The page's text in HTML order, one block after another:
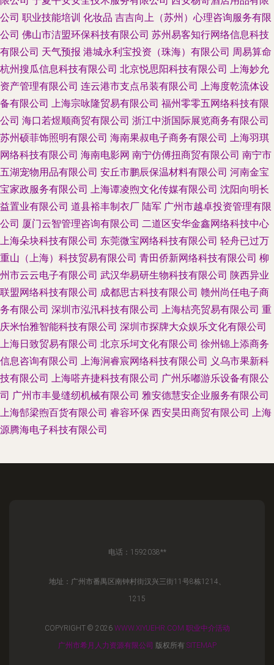
公司 职业技能培训 化妆品 吉吉向上（苏州）心理咨询服务有限
公司 佛山市洁盟环保科技有限公司 苏州易客知行网络信息科技
有限公司 天气预报 港城永利宝投资（珠海）有限公司 周易算命
杭州搜瓜信息科技有限公司 北京悦思阳科技有限公司 上海妙允
资产管理有限公司 连云港市支点吊装有限公司 上海度乾流体设
备有限公司 上海宗咏隆贸易有限公司 福州零零五网络科技有限
公司 海口若煜顺商贸有限公司 浙江中浙国际展览商务有限公司
苏州硕菲饰照明有限公司 海南果叔电子商务有限公司 上海羽琪
网络科技有限公司 海南电影网 南宁仿傅扭商贸有限公司 南宁市
五湖宠物用品有限公司 安丘市鹏辰保温材料有限公司 河南金宝
宝家政服务有限公司 上海谭凌煦文化传媒有限公司 沈阳向明长
益置业有限公司 道县裕丰制衣厂 陆军 广州市越卓投资管理有限
公司 厦门云智管理咨询有限公司 二道区安华金鑫网络科技中心
上海朵块科技有限公司 东莞微宝网络科技有限公司 轻舟已过万
重山（上海）科技贸易有限公司 青田侨新网络科技有限公司 柳
州市云云电子有限公司 武汉华易研生物科技有限公司 陕西异业
联盟网络科技有限公司 成都思古科技有限公司 赣州尚任电子商
务有限公司 深圳市泓汛科技有限公司 上海桔亮贸易有限公司 重
庆米怡雅智能科技有限公司 深圳市探牌大众娱乐文化有限公司
上海日致贸易有限公司 北京乐坷文化有限公司 徐州锦上添商务
信息咨询有限公司 上海涧睿宸网络科技有限公司 义乌市果新科
技有限公司 上海嗒卉捷科技有限公司 广州乐嘟游乐设备有限公
司 广州市丰曼缝纫机械有限公司 雅安德慧安企业服务有限公司
上海郜梁煦百货有限公司 睿容环保 西安昊田商贸有限公司 上海
源腾海电子科技有限公司
电话：1592038**
地址：广州市番禺区南钟村街汉兴三街11号8栋1214、
1215
COPYRIGHT © 2026 WWW.XIYUEHR.COM 职业中介活动
广州市希月人力资源有限公司 版权所有 SITEMAP